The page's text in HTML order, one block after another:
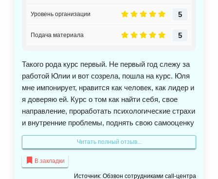
5
Уровень организации
5
Подача материала
Такого рода курс первый. Не первый год слежу за
работой Юлии и вот созрела, пошла на курс. Юля
мне импонирует, нравится как человек, как лидер и
я доверяю ей. Курс о том как найти себя, свое
направление, проработать психологические страхи
и внутренние проблемы, поднять свою самооценку
и найти внутреннюю опору. У Юли мне нравиться
авторские медитации и практики очень заходят,
она прекрасно владеет голосом. Я смогла
определиться в каком направлении хочу идти, это
Читать полный отзыв...
В закладки
Источник: Обзвон сотрудниками call-центра